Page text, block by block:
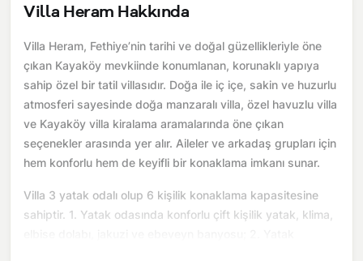
Villa Heram Hakkında
Villa Heram, Fethiye’nin tarihi ve doğal güzellikleriyle öne
çıkan Kayaköy mevkiinde konumlanan, korunaklı yapıya
sahip özel bir tatil villasıdır. Doğa ile iç içe, sakin ve huzurlu
atmosferi sayesinde doğa manzaralı villa, özel havuzlu villa
ve Kayaköy villa kiralama aramalarında öne çıkan
seçenekler arasında yer alır. Aileler ve arkadaş grupları için
hem konforlu hem de keyifli bir konaklama imkanı sunar.
Villa 3 yatak odalı olup 6 kişilik konaklama kapasitesine
sahiptir. 1. Yatak odasında konforlu çift kişilik yatak, klima,